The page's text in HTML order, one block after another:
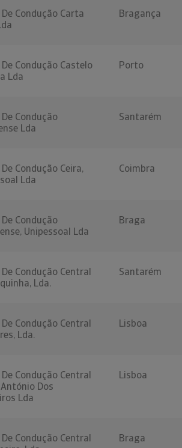
Condução Carta
Bragança
Condução Castelo
Lda
Porto
Condução
Lda
Santarém
Condução Ceira,
Lda
Coimbra
Condução
Unipessoal Lda
Braga
Condução Central
Lda.
Santarém
Condução Central
Lda.
Lisboa
Condução Central
Dos
Lda
Lisboa
Condução Central
Braga